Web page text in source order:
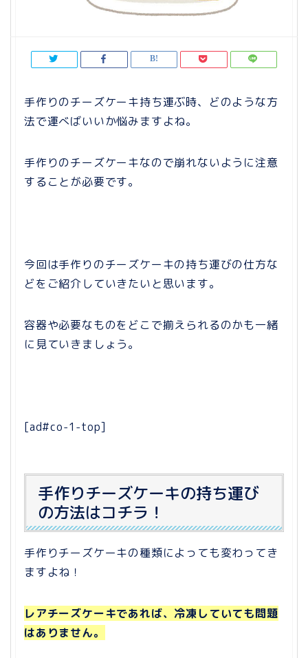
手作りのチーズケーキ持ち運ぶ時、どのような方
法で運べばいいか悩みますよね。
手作りのチーズケーキなので崩れないように注意
することが必要です。
今回は手作りのチーズケーキの持ち運びの仕方な
どをご紹介していきたいと思います。
容器や必要なものをどこで揃えられるのかも一緒
に見ていきましょう。
[ad#co-1-top]
手作りチーズケーキの持ち運び
の方法はコチラ！
手作りチーズケーキの種類によっても変わってき
ますよね！
レアチーズケーキであれば、冷凍していても問題
はありません。